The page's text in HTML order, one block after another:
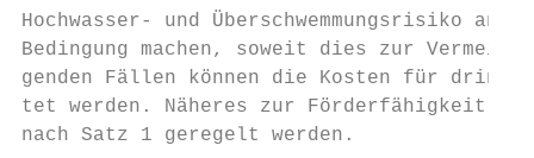
Hochwasser- und Überschwemmungsrisiko
Bedingung machen, soweit dies zur
genden Fällen können die Kosten für
tet werden. Näheres zur Förderfähigkeit
nach Satz 1 geregelt werden.